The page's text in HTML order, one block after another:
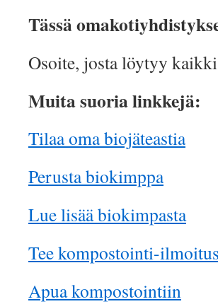
Tässä
Osoite, josta löytyy
Muita suoria linkkejä:
Tilaa oma biojäteastia
Perusta biokimppa
Lue lisää biokimpasta
Tee kompostointi-
Apua kompostointiin